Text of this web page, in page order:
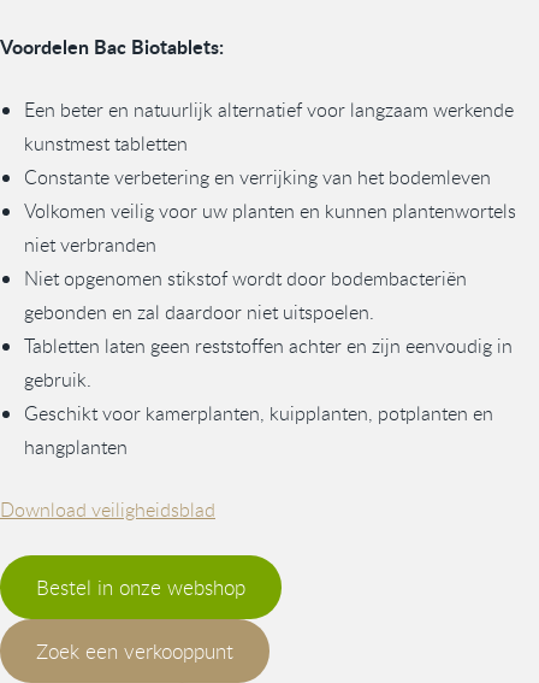
Voordelen Bac Biotablets:
Een beter en natuurlijk alternatief voor langzaam werkende
kunstmest tabletten
Constante verbetering en verrijking van het bodemleven
Volkomen veilig voor uw planten en kunnen plantenwortels
niet verbranden
Niet opgenomen stikstof wordt door bodembacteriën
gebonden en zal daardoor niet uitspoelen.
Tabletten laten geen reststoffen achter en zijn eenvoudig in
gebruik.
Geschikt voor kamerplanten, kuipplanten, potplanten en
hangplanten
Download veiligheidsblad
Bestel in onze webshop
Zoek een verkooppunt